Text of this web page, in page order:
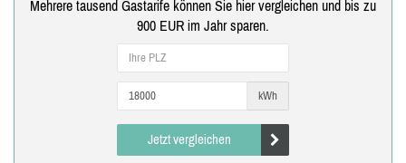
Mehrere tausend Gastarife können Sie hier vergleichen und bis zu
900 EUR im Jahr sparen.
kWh
Jetzt vergleichen